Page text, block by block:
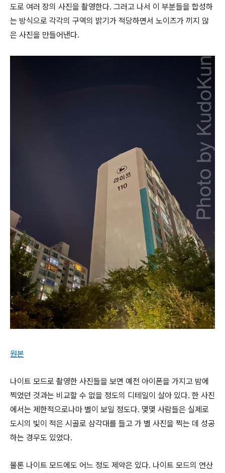
도로 여러 장의 사진을 촬영한다. 그러고 나서 이 부분들을 합성하
는 방식으로 각각의 구역의 밝기가 적당하면서 노이즈가 끼지 않
은 사진을 만들어낸다.
원본
나이트 모드로 촬영한 사진들을 보면 예전 아이폰을 가지고 밤에
찍었던 것과는 비교할 수 없을 정도의 디테일이 살아 있다. 한 사진
에서는 제한적으로나마 별이 보일 정도다. 몇몇 사람들은 실제로
도시의 빛이 적은 시골로 삼각대를 들고 가 별 사진을 찍는 데 성공
하는 경우도 있었다.
물론 나이트 모드에도 어느 정도 제약은 있다. 나이트 모드의 연산